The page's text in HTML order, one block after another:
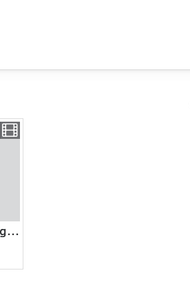
Nikolaj Olsens hemmelige liv eps. 1